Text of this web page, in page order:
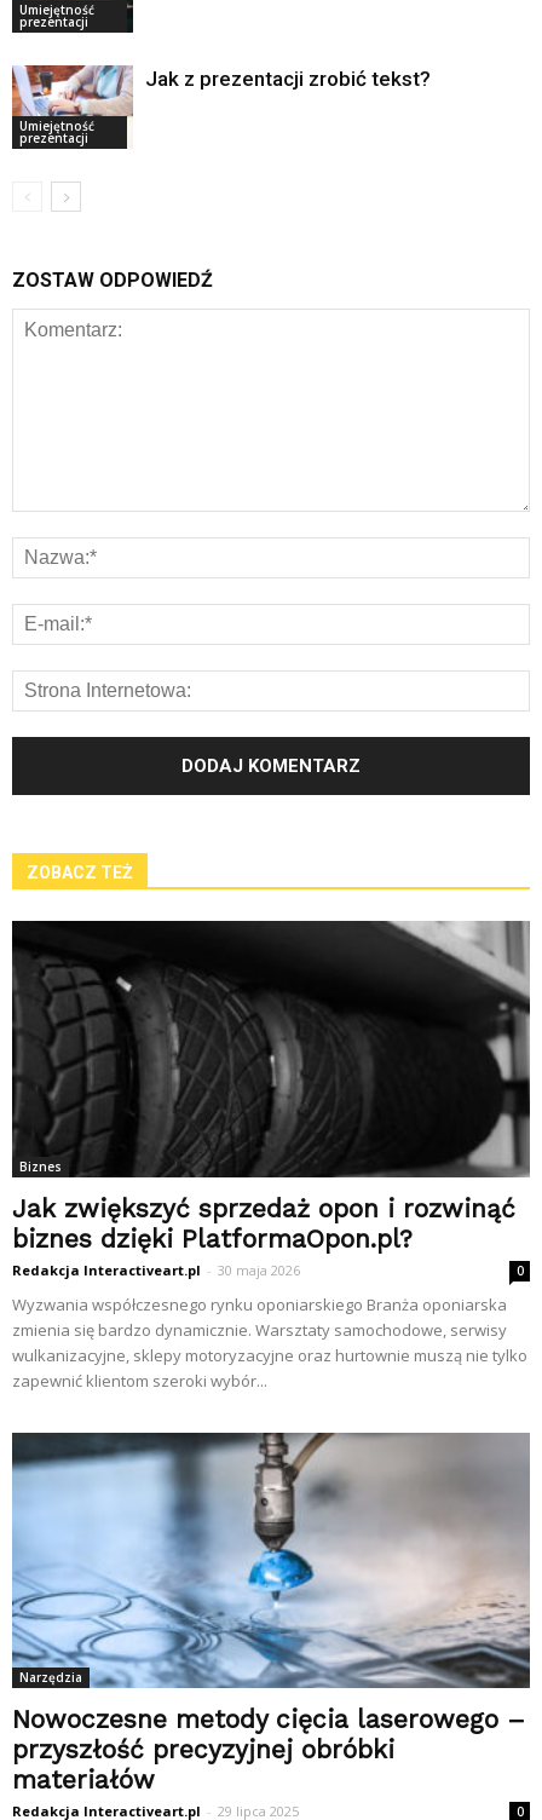
Umiejętność
prezentacji
Umiejętność
prezentacji
Jak z prezentacji zrobić tekst?
ZOSTAW ODPOWIEDŹ
ZOBACZ TEŻ
Biznes
Jak zwiększyć sprzedaż opon i rozwinąć
biznes dzięki PlatformaOpon.pl?
Redakcja Interactiveart.pl - 30 maja 2026 0
Wyzwania współczesnego rynku oponiarskiego Branża oponiarska
zmienia się bardzo dynamicznie. Warsztaty samochodowe, serwisy
wulkanizacyjne, sklepy motoryzacyjne oraz hurtownie muszą nie tylko
zapewnić klientom szeroki wybór...
Narzędzia
Nowoczesne metody cięcia laserowego –
przyszłość precyzyjnej obróbki
materiałów
Redakcja Interactiveart.pl - 29 lipca 2025 0